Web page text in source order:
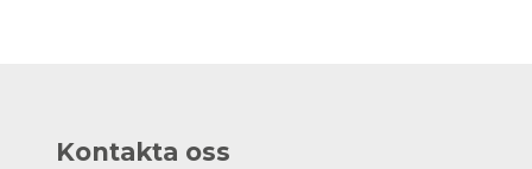
Kontakta oss